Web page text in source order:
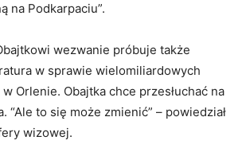
na Podkarpaciu”.
wezwanie próbuje także
w sprawie wielomiliardowych
Orlenie. Obajtka chce przesłuchać na
“Ale to się może zmienić” – powiedział
wizowej.